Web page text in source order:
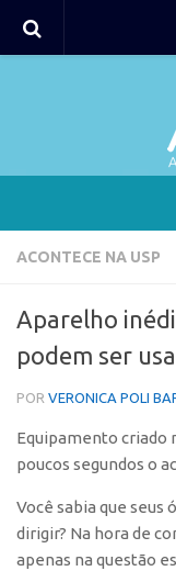
Agência
Coordenação
Polos
Polo
Polo
Polo
Polo São
ACONTECE NA USP
Aparelho
podem ser
POR VERONICA POLI
Equipamento criado
poucos segundos o
Você sabia que seus
dirigir? Na hora de
apenas na questão